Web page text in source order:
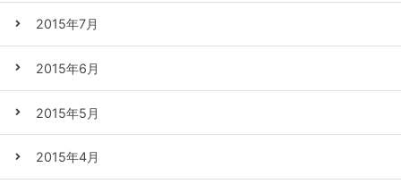
2015年7月
2015年6月
2015年5月
2015年4月